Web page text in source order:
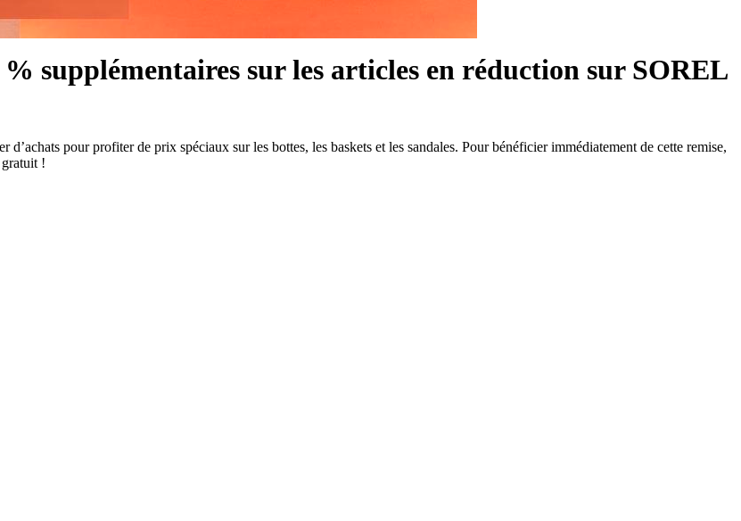
supplémentaires sur les articles en réduction sur SOREL
pour profiter de prix spéciaux sur les bottes, les baskets et les sandales. Pour bénéficier immédiatement de cette remise,
!